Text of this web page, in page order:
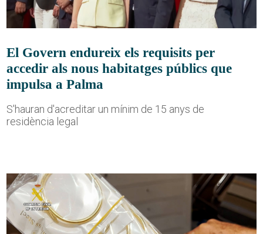
El Govern endureix els requisits per
accedir als nous habitatges públics que
impulsa a Palma
S'hauran d'acreditar un mínim de 15 anys de
residència legal